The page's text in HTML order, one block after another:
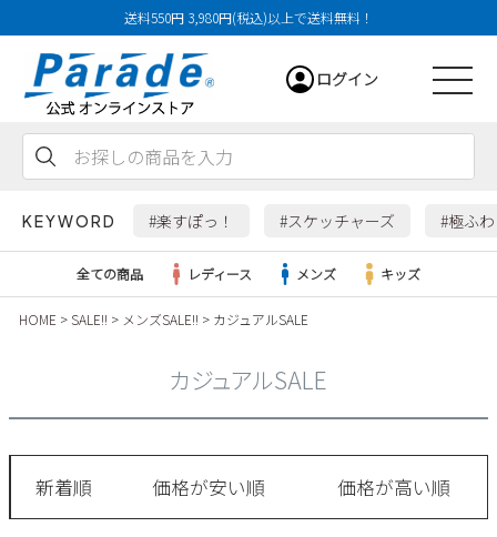
送料550円 3,980円(税込)以上で送料無料！
ログイン
KEYWORD #楽すぽっ！ #スケッチャーズ #極ふ
すべての商品
全ての商品 レディース メンズ キッズ
HOME SALE!! メンズSALE!! カジュアルSALE
カジュアルSALE
新着順 価格が安い順 価格が高い順